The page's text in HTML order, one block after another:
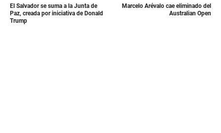
El Salvador se suma a la Junta de
Paz, creada por iniciativa de Donald
Trump
Marcelo Arévalo cae eliminado del
Australian Open